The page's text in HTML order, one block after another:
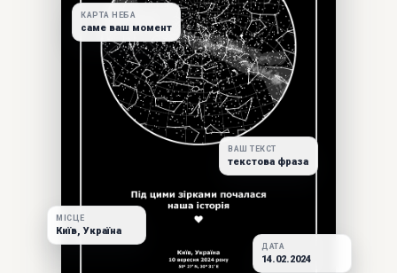
МІСЦЕ
Київ, Україна
ДАТА
14.02.2024
КАРТА НЕБА
саме ваш момент
ВАШ ТЕКСТ
текстова фраза